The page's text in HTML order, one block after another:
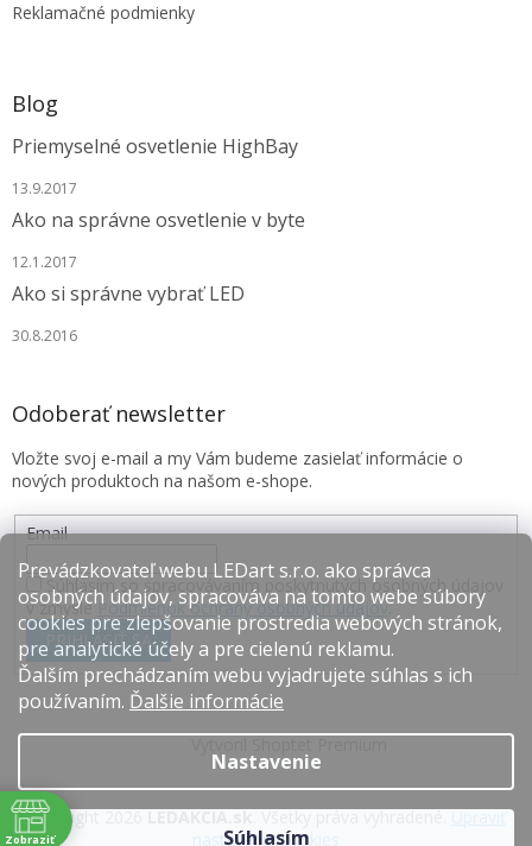
Prevádzkovateľ webu LEDart s.r.o. ako správca
osobných údajov, spracováva na tomto webe súbory
cookies pre zlepšovanie prostredia webových stránok,
pre analytické účely a pre cielenú reklamu.
Ďalším prechádzaním webu vyjadrujete súhlas s ich
používaním. Ďalšie informácie
Nastavenie
Súhlasím
Reklamačné podmienky
Blog
Priemyselné osvetlenie HighBay
13.9.2017
Ako na správne osvetlenie v byte
12.1.2017
Ako si správne vybrať LED
30.8.2016
Odoberať newsletter
Vložte svoj e-mail a my Vám budeme zasielať informácie o
nových produktoch na našom e-shope.
Email
Súhlasím so spracovávaním poskytnutých osobných údajov
v zmysle Podmienok ochrany osobných údajov.
PRIHLÁSIŤ SA
Copyright 2026
nastavenie cookies
Zobraziť